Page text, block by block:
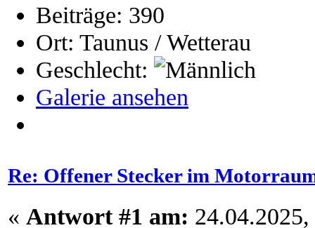
Beiträge: 390
Ort: Taunus / Wetterau
Geschlecht:
Galerie ansehen
Re: Offener Stecker im
« Antwort #1 am: